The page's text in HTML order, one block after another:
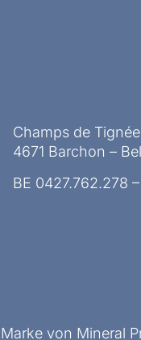
Champs de
4671 Barchon –
BE 0427.762.278
von Mineral